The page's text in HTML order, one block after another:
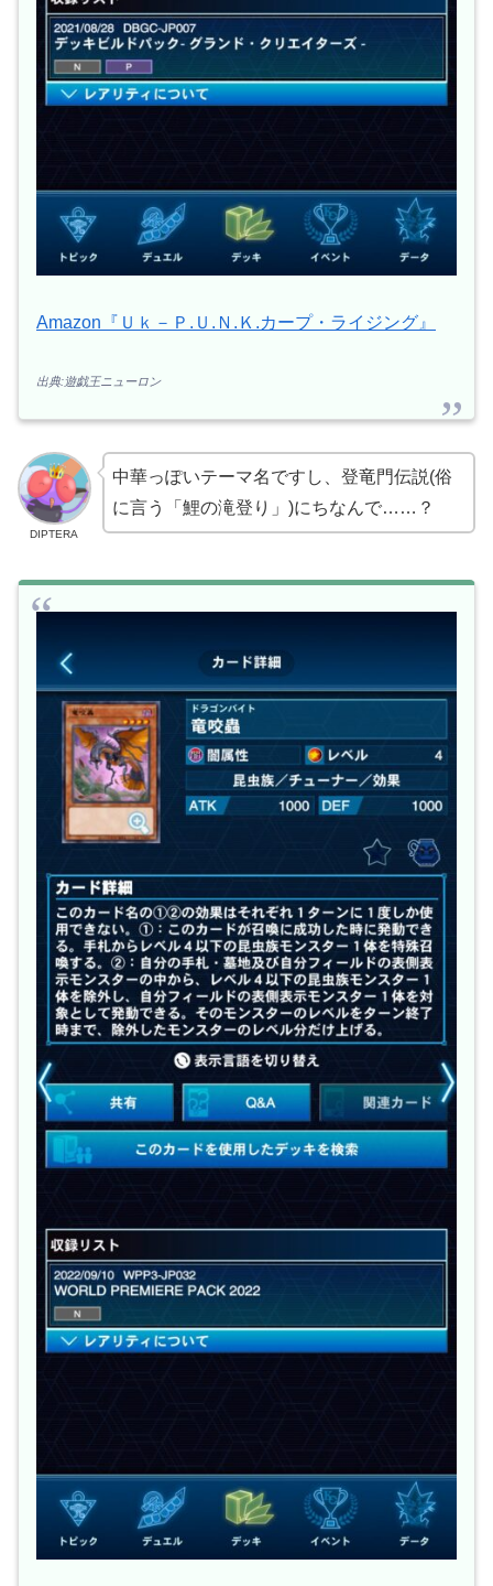
Amazon『Ｕｋ－Ｐ.Ｕ.Ｎ.Ｋ.カープ・ライジング』
出典:遊戯王ニューロン
DIPTERA
中華っぽいテーマ名ですし、登竜門伝説(俗
に言う「鯉の滝登り」)にちなんで……？